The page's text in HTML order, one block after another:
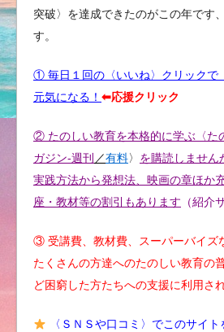
突破〉を達成できたのがこの年です
す。
① 毎日１回の〈いいね〉クリックで
元気になる！ ⬅︎応援クリック
② たのしい教育を本格的に学ぶ〈た
ガジン-週刊 ／有料〉 を購読しません
実践方法から発想法、映画の章ほか
座・教材等の割引もあります （紹介
③ 受講費、教材費、スーパーバイズ
たくさんの方達へのたのしい教育の
ど困窮した方たちへの支援に利用さ
〈ＳＮＳや口コミ〉でこのサイ